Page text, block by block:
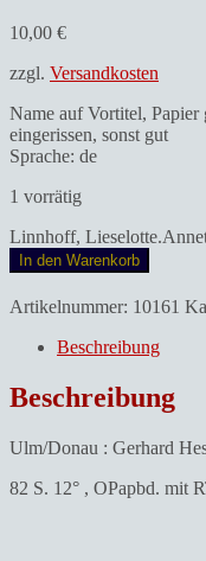
10,00 €
zzgl. Versandkosten
Name auf Vortitel, Papier
eingerissen, sonst gut
Sprache: de
1 vorrätig
Linnhoff,
In den Warenkorb
Artikelnummer: 10161
Beschreibung
Beschreibung
Ulm/Donau : Gerhard
82 S. 12° , OPapbd. mit